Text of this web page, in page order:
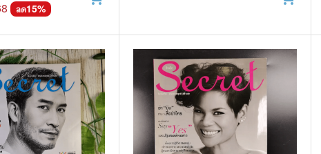
ลด15%
Next
น
จ
นเตอร์
นางงามและการประกวด